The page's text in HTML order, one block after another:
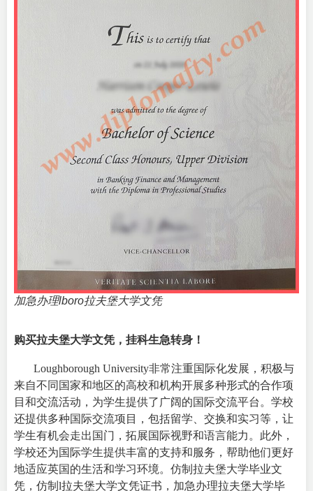
加急办理lboro拉夫堡大学文凭
购买拉夫堡大学文凭，挂科生急转身！
Loughborough University非常注重国际化发展，积极与
来自不同国家和地区的高校和机构开展多种形式的合作项
目和交流活动，为学生提供了广阔的国际交流平台。学校
还提供多种国际交流项目，包括留学、交换和实习等，让
学生有机会走出国门，拓展国际视野和语言能力。此外，
学校还为国际学生提供丰富的支持和服务，帮助他们更好
地适应英国的生活和学习环境。仿制拉夫堡大学毕业文
凭，仿制l拉夫堡大学文凭证书，加急办理拉夫堡大学毕